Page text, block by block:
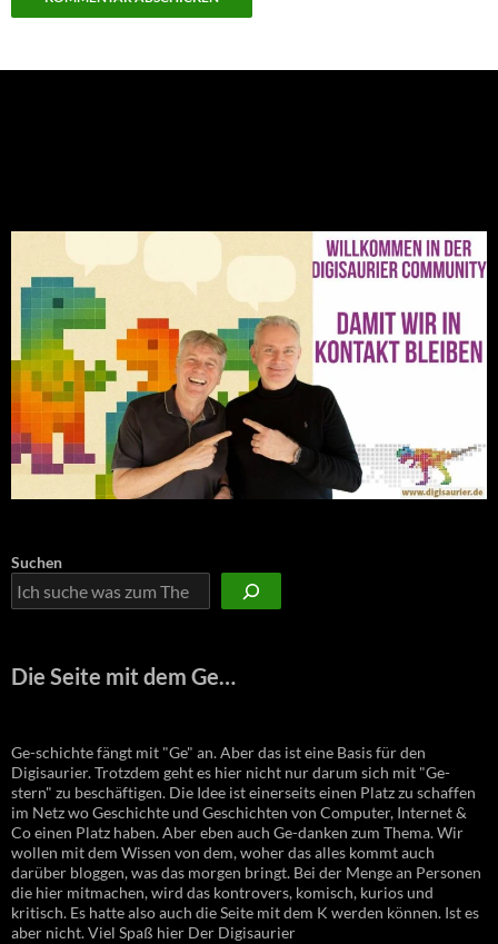
Suchen
Die Seite mit dem Ge…
Ge-schichte fängt mit "Ge" an. Aber das ist eine Basis für den
Digisaurier. Trotzdem geht es hier nicht nur darum sich mit "Ge-
stern" zu beschäftigen. Die Idee ist einerseits einen Platz zu schaffen
im Netz wo Geschichte und Geschichten von Computer, Internet &
Co einen Platz haben. Aber eben auch Ge-danken zum Thema. Wir
wollen mit dem Wissen von dem, woher das alles kommt auch
darüber bloggen, was das morgen bringt. Bei der Menge an Personen
die hier mitmachen, wird das kontrovers, komisch, kurios und
kritisch. Es hatte also auch die Seite mit dem K werden können. Ist es
aber nicht. Viel Spaß hier Der Digisaurier